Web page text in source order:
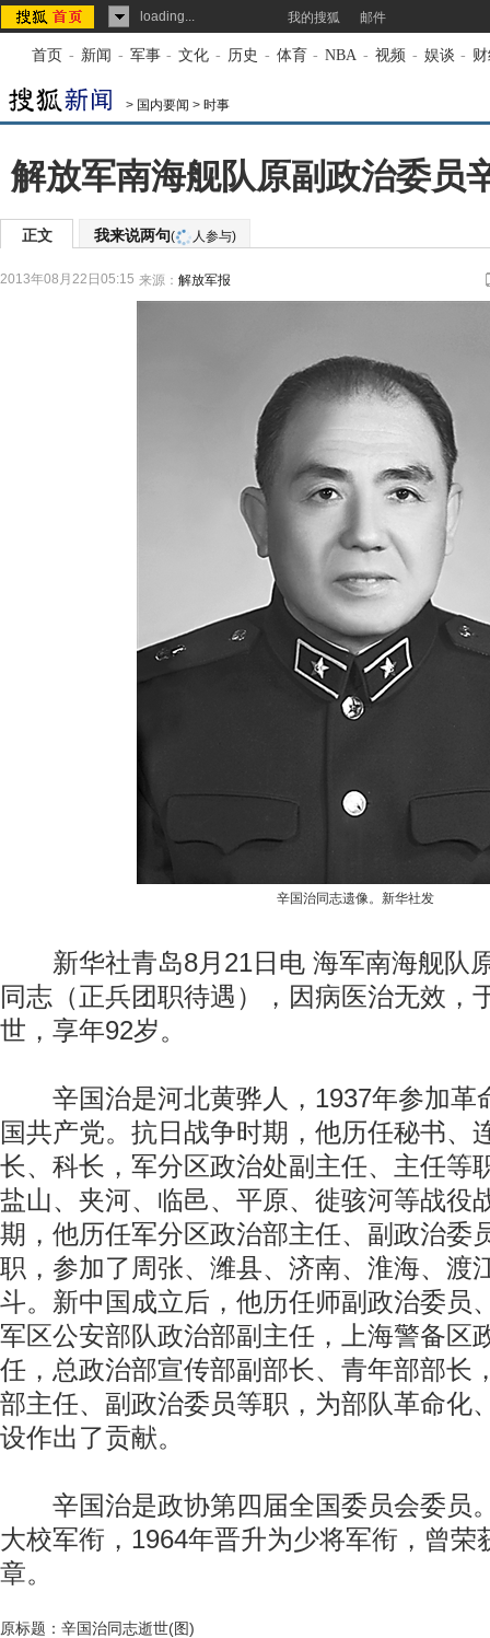
loading... 我的搜狐 邮件
首页 - 新闻 - 军事 - 文化 - 历史 - 体育 - NBA - 视频 - 娱谈 -
> 国内要闻 > 时事
解放军南海舰队原副政治委员
正文 我来说两句( 人参与)
2013年08月22日05:15 来源： 解放军报
辛国治同志遗像。新华社发
新华社青岛8月21日电 海军南海舰队
同志（正兵团职待遇），因病医治无效，
世，享年92岁。
辛国治是河北黄骅人，1937年参加革
国共产党。抗日战争时期，他历任秘书、
长、科长，军分区政治处副主任、主任等
盐山、夹河、临邑、平原、徙骇河等战役
期，他历任军分区政治部主任、副政治委
职，参加了周张、潍县、济南、淮海、渡
斗。新中国成立后，他历任师副政治委员
军区公安部队政治部副主任，上海警备区
任，总政治部宣传部副部长、青年部部长
部主任、副政治委员等职，为部队革命化
设作出了贡献。
辛国治是政协第四届全国委员会委员
大校军衔，1964年晋升为少将军衔，曾荣
章。
原标题：辛国治同志逝世(图)